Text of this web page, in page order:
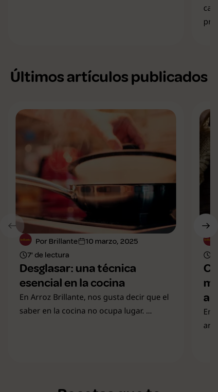
Últimos artículos publicados
Por Brillante
10 marzo, 2025
7' de lectura
Desglasar: una técnica
esencial en la cocina
En Arroz Brillante, nos gusta decir que el
saber en la cocina no ocupa lugar. ...
al
En